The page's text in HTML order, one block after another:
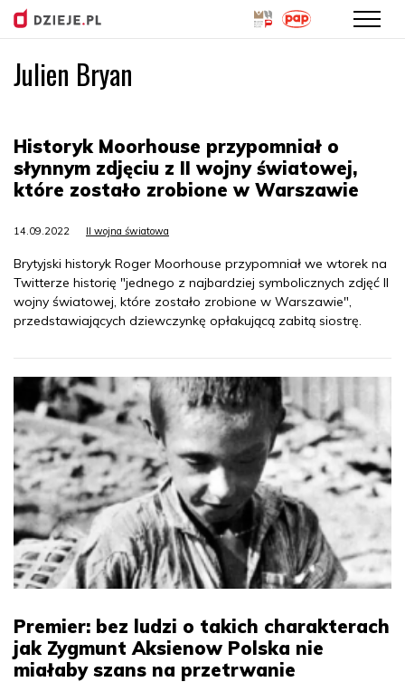
Julien Bryan
Historyk Moorhouse przypomniał o
słynnym zdjęciu z II wojny światowej,
które zostało zrobione w Warszawie
14.09.2022 II wojna światowa
Brytyjski historyk Roger Moorhouse przypomniał we wtorek na
Twitterze historię "jednego z najbardziej symbolicznych zdjęć II
wojny światowej, które zostało zrobione w Warszawie",
przedstawiających dziewczynkę opłakującą zabitą siostrę.
Premier: bez ludzi o takich charakterach
jak Zygmunt Aksienow Polska nie
miałaby szans na przetrwanie